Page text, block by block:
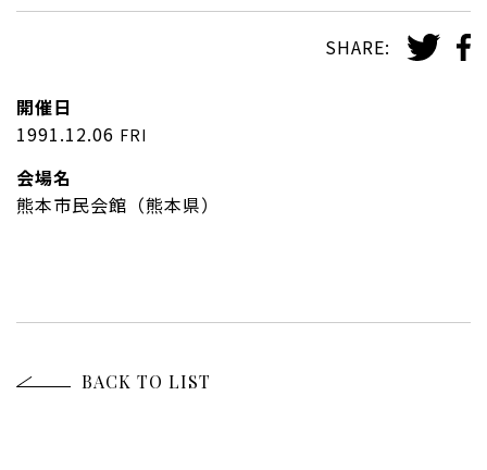
SHARE:
開催日
1991.12.06 FRI
会場名
熊本市民会館（熊本県）
BACK TO LIST